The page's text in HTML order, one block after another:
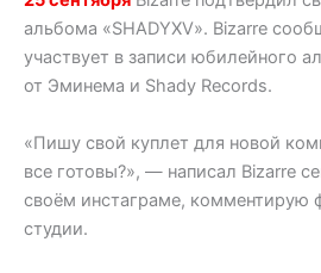
альбома «SHADYXV». Bizarre
участвует в записи юбилейного
от Эминема и Shady Records.
«Пишу свой куплет для новой
все готовы?», — написал Bizarre
своём инстаграме, комментирую
студии.